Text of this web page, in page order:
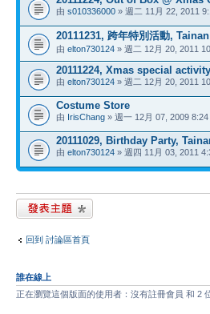
由 s010336000 » 週二 11月 22, 2011
20111231, 跨年特別活動, Tainan
由 elton730124 » 週二 12月 20, 2011
20111224, Xmas special
由 elton730124 » 週二 12月 20, 2011
Costume Store
由 IrisChang » 週一 12月 07, 2009 8:24
20111029, Birthday Party,
由 elton730124 » 週四 11月 03, 2011
發表新主題
回到 討論區首頁
誰在線上
正在瀏覽這個版面的使用者：沒有註冊會員 和 2